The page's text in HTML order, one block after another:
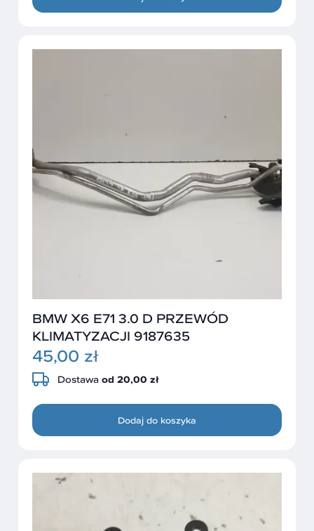
BMW X6 E71 3.0 D PRZEWÓD
KLIMATYZACJI 9187635
45,00 zł
Dostawa od 20,00 zł
Dodaj do koszyka